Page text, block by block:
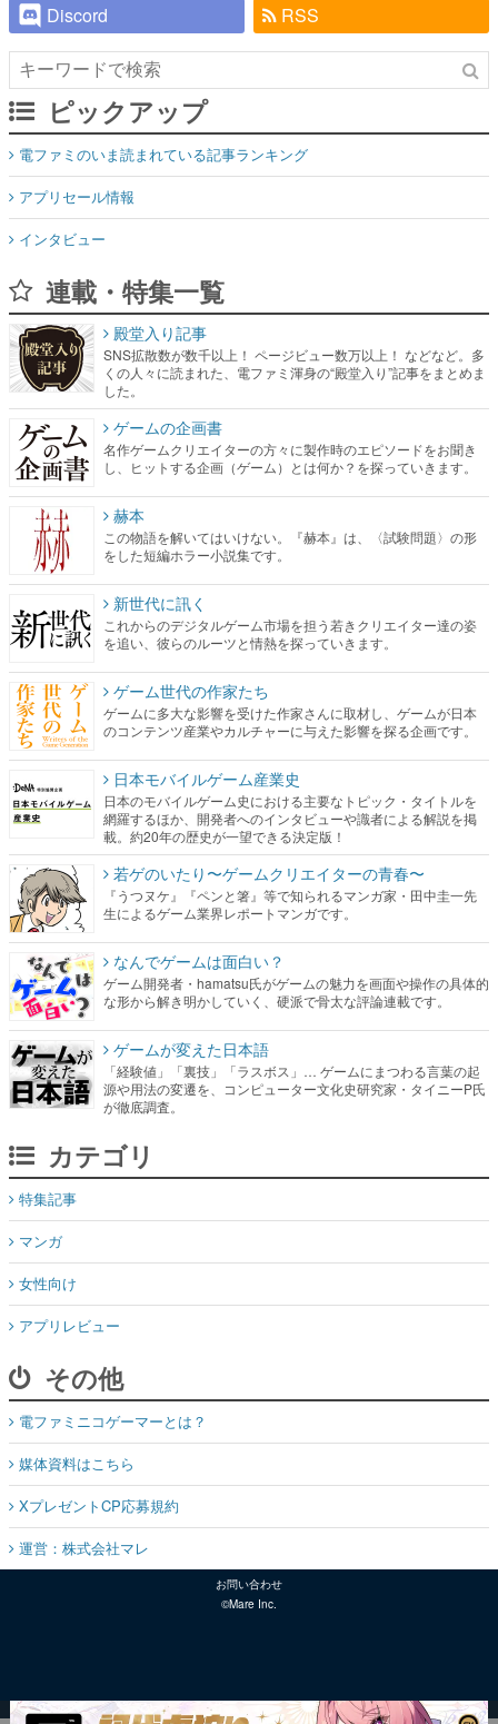
Discord
RSS
ピックアップ
電ファミのいま読まれている記事ランキング
アプリセール情報
インタビュー
連載・特集一覧
殿堂入り記事
SNS拡散数が数千以上！ ページビュー数万以上！ などなど。多
くの人々に読まれた、電ファミ渾身の“殿堂入り”記事をまとめま
した。
ゲームの企画書
名作ゲームクリエイターの方々に製作時のエピソードをお聞き
し、ヒットする企画（ゲーム）とは何か？を探っていきます。
赫本
この物語を解いてはいけない。『赫本』は、〈試験問題〉の形
をした短編ホラー小説集です。
新世代に訊く
これからのデジタルゲーム市場を担う若きクリエイター達の姿
を追い、彼らのルーツと情熱を探っていきます。
ゲーム世代の作家たち
ゲームに多大な影響を受けた作家さんに取材し、ゲームが日本
のコンテンツ産業やカルチャーに与えた影響を探る企画です。
日本モバイルゲーム産業史
日本のモバイルゲーム史における主要なトピック・タイトルを
網羅するほか、開発者へのインタビューや識者による解説を掲
載。約20年の歴史が一望できる決定版！
若ゲのいたり〜ゲームクリエイターの青春〜
『うつヌケ』『ペンと箸』等で知られるマンガ家・田中圭一先
生によるゲーム業界レポートマンガです。
なんでゲームは面白い？
ゲーム開発者・hamatsu氏がゲームの魅力を画面や操作の具体的
な形から解き明かしていく、硬派で骨太な評論連載です。
ゲームが変えた日本語
「経験値」「裏技」「ラスボス」… ゲームにまつわる言葉の起
源や用法の変遷を、コンピューター文化史研究家・タイニーP氏
が徹底調査。
カテゴリ
特集記事
マンガ
女性向け
アプリレビュー
その他
電ファミニコゲーマーとは？
媒体資料はこちら
XプレゼントCP応募規約
運営：株式会社マレ
お問い合わせ
©Mare Inc.